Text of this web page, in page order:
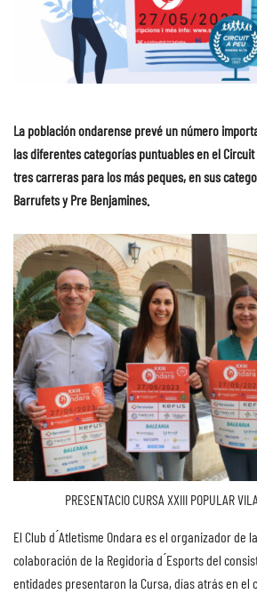
La población ondarense prevé un número
las diferentes categorías puntuables en el Circuit
tres carreras para los más peques, en sus
Barrufets y Pre Benjamines.
PRESENTACIO CURSA XXIII POPULAR
El Club d ́Atletisme Ondara es el organizador de
colaboración de la Regidoria d ́Esports del
entidades presentaron la Cursa, días atrás en el